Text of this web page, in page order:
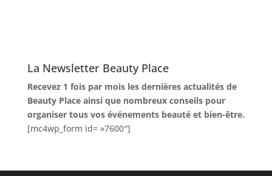
La Newsletter Beauty Place
Recevez 1 fois par mois les dernières actualités de
Beauty Place ainsi que nombreux conseils pour
organiser tous vos événements beauté et bien-être.
[mc4wp_form id= »7600″]